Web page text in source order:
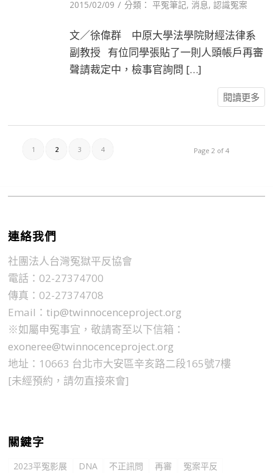
2015/02/09 / 分類：平冤筆記,消息,認識冤案
文／徐偉群 中原大學法學院財經法律系
副教授 有位同學張貼了一則人頭帳戶再審
聲請裁定中，檢事官詢問 […]
閱讀更多
Page 2 of 4
1 2 3 4
連絡我們
社團法人台灣冤獄平反協會
電話：02-27374700
傳真：02-27374708
Email：tip@twinnocenceproject.org
※如屬申冤事宜，敬請寄至以下信箱：
exoneree@twinnocenceproject.org
地址：10663 台北市大安區辛亥路二段165號7樓
[未經預約，請勿直接來會]
關鍵字
2023平冤影展 DNA 不正訊問 再審 冤案平反